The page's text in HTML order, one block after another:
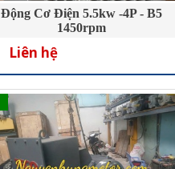
Động Cơ Điện 5.5kw -4P - B5
1450rpm
Liên hệ